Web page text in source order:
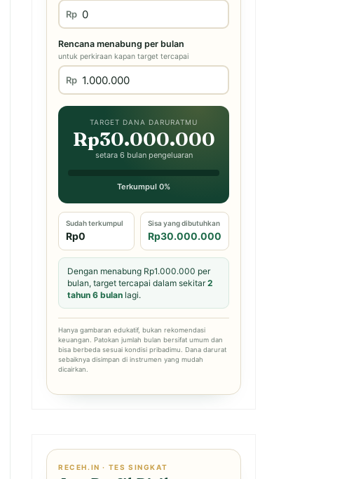
Rp
Rencana menabung per bulan
untuk perkiraan kapan target tercapai
Rp
TARGET DANA DARURATMU
Rp30.000.000
setara 6 bulan pengeluaran
Terkumpul 0%
Sudah terkumpul
Rp0
Sisa yang dibutuhkan
Rp30.000.000
Dengan menabung Rp1.000.000 per
bulan, target tercapai dalam sekitar2
tahun 6 bulan lagi.
Hanya gambaran edukatif, bukan rekomendasi
keuangan. Patokan jumlah bulan bersifat umum dan
bisa berbeda sesuai kondisi pribadimu. Dana darurat
sebaiknya disimpan di instrumen yang mudah
dicairkan.
RECEH.IN · TES SINGKAT